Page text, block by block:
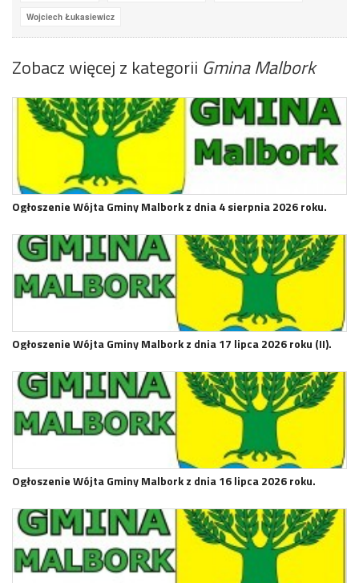
Wojciech Łukasiewicz
Zobacz więcej z kategorii Gmina Malbork
Ogłoszenie Wójta Gminy Malbork z dnia 4 sierpnia 2026 roku.
Ogłoszenie Wójta Gminy Malbork z dnia 17 lipca 2026 roku (II).
Ogłoszenie Wójta Gminy Malbork z dnia 16 lipca 2026 roku.